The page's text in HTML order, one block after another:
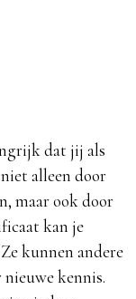
dat jij als
alleen door
maar ook door
kan je
kunnen andere
nieuwe kennis.